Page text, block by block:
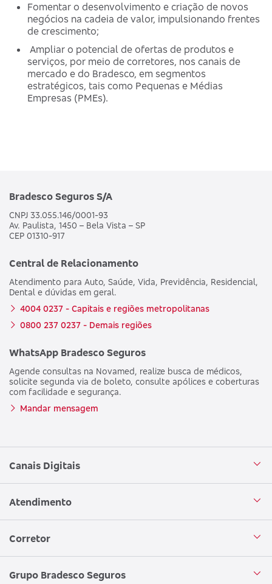
Fomentar o desenvolvimento e criação de novos
negócios na cadeia de valor, impulsionando frentes
de crescimento;
Ampliar o potencial de ofertas de produtos e
serviços, por meio de corretores, nos canais de
mercado e do Bradesco, em segmentos
estratégicos, tais como Pequenas e Médias
Empresas (PMEs).
Bradesco Seguros S/A
CNPJ 33.055.146/0001-93
Av. Paulista, 1450 – Bela Vista – SP
CEP 01310-917
Central de Relacionamento
Atendimento para Auto, Saúde, Vida, Previdência, Residencial,
Dental e dúvidas em geral.
4004 0237 - Capitais e regiões metropolitanas
0800 237 0237 - Demais regiões
WhatsApp Bradesco Seguros
Agende consultas na Novamed, realize busca de médicos,
solicite segunda via de boleto, consulte apólices e coberturas
com facilidade e segurança.
Mandar mensagem
Canais Digitais
Aplicativo Bradesco Seguros
WhatsApp
Atendimento
Central de Atendimento
Corretor
Seja um corretor
Grupo Bradesco Seguros